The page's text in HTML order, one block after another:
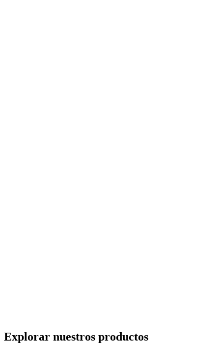
Explorar nuestros productos